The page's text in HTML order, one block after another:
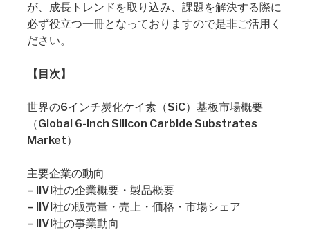
が、成長トレンドを取り込み、課題を解決する際に
必ず役立つ一冊となっておりますので是非ご活用く
ださい。
【目次】
世界の6インチ炭化ケイ素（SiC）基板市場概要
（Global 6-inch Silicon Carbide Substrates
Market）
主要企業の動向
– IIVI社の企業概要・製品概要
– IIVI社の販売量・売上・価格・市場シェア
– IIVI社の事業動向